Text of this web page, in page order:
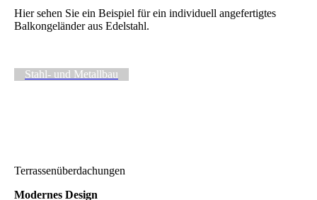
Hier sehen Sie ein Beispiel für ein individuell angefertigtes
Balkongeländer aus Edelstahl.
Stahl- und Metallbau
Terrassenüberdachungen
Modernes Design